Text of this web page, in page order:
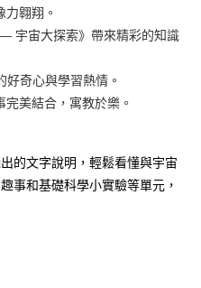
用戶可立即使用無須另外申請。
成立後會自動跳轉到大哥付的交易
數、繳款截止日，確認付款後即完
依後續交易確認頁面所載為準。
或遇審核未通過，訂單將自動取
未達大哥付你分期系統評分，恕無
分期」於每月結算日後寄送繳費提
需儲值。
即可結帳。
款。
簡訊中的連結，可透過四大超商／
，結帳滿499即享免運。
費
費
翱翔。
宇宙大探索》帶來精彩的知識
奇心與學習熱情。
美結合，寓教於樂。
的文字說明，輕鬆看懂與宇宙
事和基礎科學小實驗等單元，